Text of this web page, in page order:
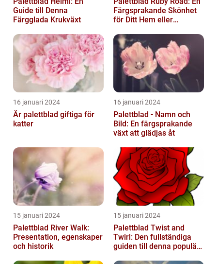
Guide till Denna
Färgglada Krukväxt
Färgsprakande Skönhet
för Ditt Hem eller
16 januari 2024
Är palettblad giftiga för
katter
16 januari 2024
Palettblad - Namn och
Bild: En färgsprakande
växt att glädjas åt
15 januari 2024
Palettblad River Walk:
Presentation, egenskaper
och historik
15 januari 2024
Palettblad Twist and
Twirl: Den fullständiga
guiden till denna populära